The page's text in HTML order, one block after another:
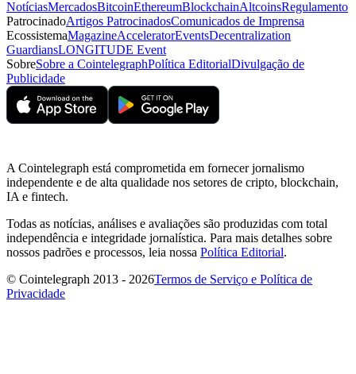
NotíciasMercadosBitcoinEthereumBlockchainAltcoinsRegulamento
PatrocinadoArtigos PatrocinadosComunicados de Imprensa
EcossistemaMagazineAcceleratorEventsDecentralization
GuardiansLONGITUDE Event
SobreSobre a CointelegraphPolítica EditorialDivulgação de
Publicidade
A Cointelegraph está comprometida em fornecer jornalismo
independente e de alta qualidade nos setores de cripto, blockchain,
IA e fintech.
Todas as notícias, análises e avaliações são produzidas com total
independência e integridade jornalística. Para mais detalhes sobre
nossos padrões e processos, leia nossa Política Editorial.
© Cointelegraph 2013 - 2026Termos de Serviço e Política de
Privacidade